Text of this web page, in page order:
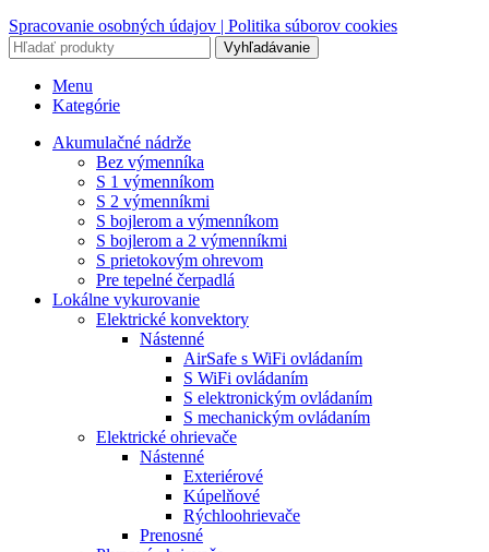
Spracovanie osobných údajov | Politika súborov cookies
Vyhľadávanie
Menu
Kategórie
Akumulačné nádrže
Bez výmenníka
S 1 výmenníkom
S 2 výmenníkmi
S bojlerom a výmenníkom
S bojlerom a 2 výmenníkmi
S prietokovým ohrevom
Pre tepelné čerpadlá
Lokálne vykurovanie
Elektrické konvektory
Nástenné
AirSafe s WiFi ovládaním
S WiFi ovládaním
S elektronickým ovládaním
S mechanickým ovládaním
Elektrické ohrievače
Nástenné
Exteriérové
Kúpelňové
Rýchloohrievače
Prenosné